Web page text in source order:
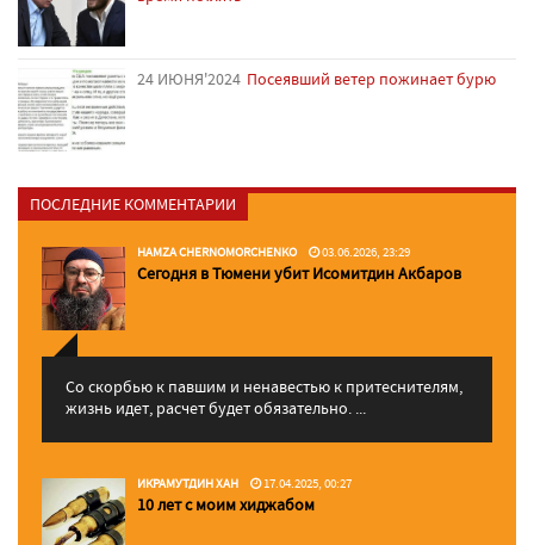
24 ИЮНЯ'2024 Посеявший ветер пожинает бурю
ПОСЛЕДНИЕ КОММЕНТАРИИ
HAMZA CHERNOMORCHENKO 03.06.2026, 23:29
Сегодня в Тюмени убит Исомитдин Акбаров
Со скорбью к павшим и ненавестью к притеснителям,
жизнь идет, расчет будет обязательно. ...
ИКРАМУТДИН ХАН 17.04.2025, 00:27
10 лет с моим хиджабом